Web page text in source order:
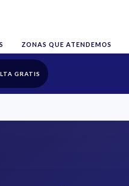
ZONAS QUE ATENDEMOS
GRATIS